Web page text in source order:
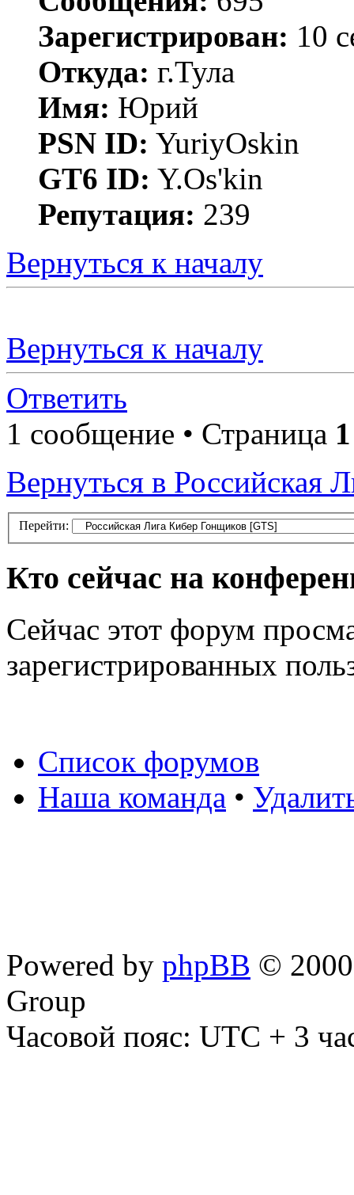
Зарегистрирован: 10
Откуда: г.Тула
Имя: Юрий
PSN ID: YuriyOskin
GT6 ID: Y.Os'kin
Репутация: 239
Вернуться к началу
Вернуться к началу
Ответить
1 сообщение • Страница 1
Вернуться в Российская
Перейти:
Кто сейчас на
Сейчас этот форум
зарегистрированных
Список форумов
Наша команда •
Powered by phpBB ©
Group
Часовой пояс: UTC + 3